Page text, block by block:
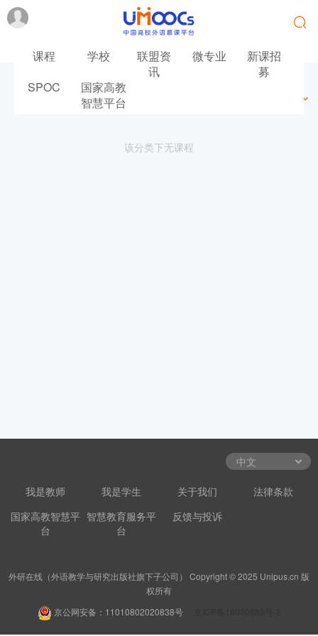
课程 学校
联盟资
讯
微专业
新课招
募
SPOC
国家高教
智慧平台
该分类下无课程
我是教师 我是学生 关于我们
法律条款
国家高教智慧平
台
智慧教育服务平
台
反馈与投诉
外研在线（外语教学与研究出版社旗下子公司） Copyright © 2025 Unipus.cn 版
权所有
京公网安备：11010802020838号